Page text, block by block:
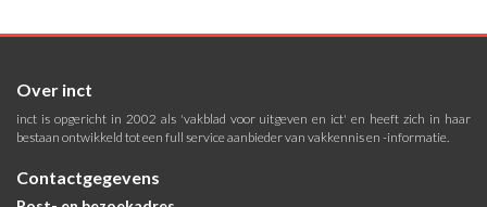
Over inct
inct is opgericht in 2002 als 'vakblad voor uitgeven en ict' en heeft zich in haar
bestaan ontwikkeld tot een full service aanbieder van vakkennis en -informatie.
Contactgegevens